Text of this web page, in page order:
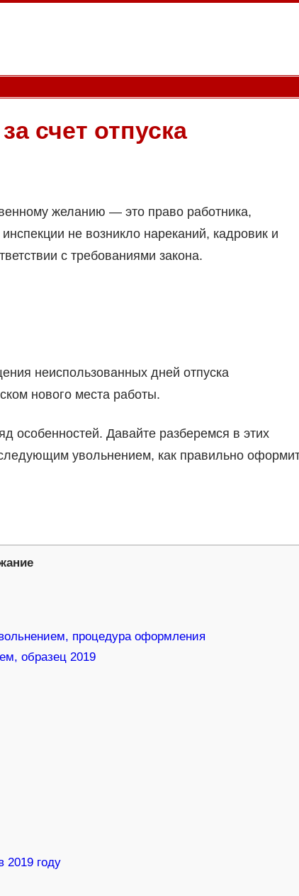
счет отпуска
желанию — это право работника,
не возникло нареканий, кадровик и
с требованиями закона.
неиспользованных дней отпуска
нового места работы.
особенностей. Давайте разберемся в этих
увольнением, как правильно
процедура оформления
образец 2019
2019 году